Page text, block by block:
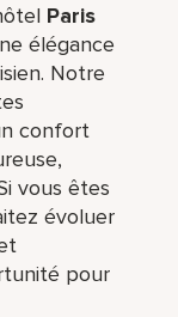
Paris
élégance
Notre
confort
vous êtes
évoluer
pour